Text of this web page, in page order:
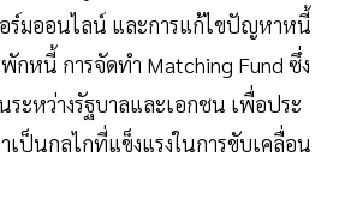
ร์มออนไลน์ และการแก้ไขปัญหาหนี้
พักหนี้ การจัดทำ Matching Fund ซึ่ง
ระหว่างรัฐบาลและเอกชน เพื่อประ
เป็นกลไกที่แข็งแรงในการขับเคลื่อน